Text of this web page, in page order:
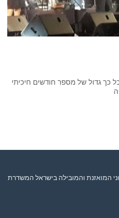
כך גדול של מספר חודשים חיכיתי
המואזנת והמובילה בישראל המשדרת